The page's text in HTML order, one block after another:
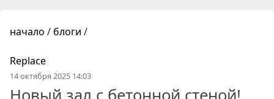
начало / блоги /
Replace
14 октября 2025 14:03